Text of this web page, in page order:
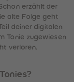
erzählt der
alte Folge geht
deiner digitalen
Tonie zugewiesen
verloren.